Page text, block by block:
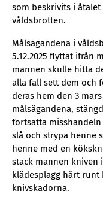
som beskrivits i
våldsbrotten.
Målsägandena i
5.12.2025 flyttat ifrån
mannen skulle hitta
alla fall sett dem och
deras hem den 3
målsägandena,
fortsatta
slå och strypa henne
henne med en
stack mannen kniven
klädesplagg hårt runt
knivskadorna.